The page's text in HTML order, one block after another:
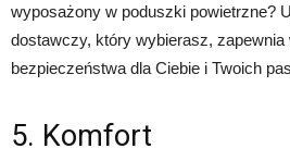
wyposażony w poduszki powietrzne?
dostawczy, który wybierasz, zapewnia
bezpieczeństwa dla Ciebie i Twoich
5. Komfort